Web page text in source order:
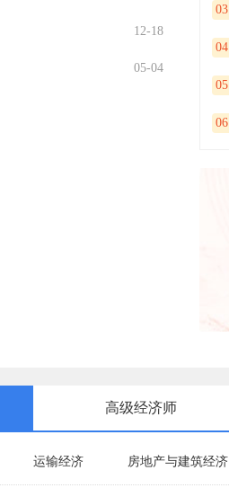
12-18
05-04
03
04
05
06
高级经济师
运输经济 房地产与建筑经济